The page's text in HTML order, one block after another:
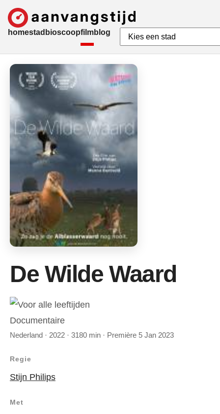
homestad bioscoopfilmblog
De Wilde Waard
Documentaire
Nederland · 2022 · 3180 min · Première 5 Jan 2023
Regie
Stijn Philips
Met